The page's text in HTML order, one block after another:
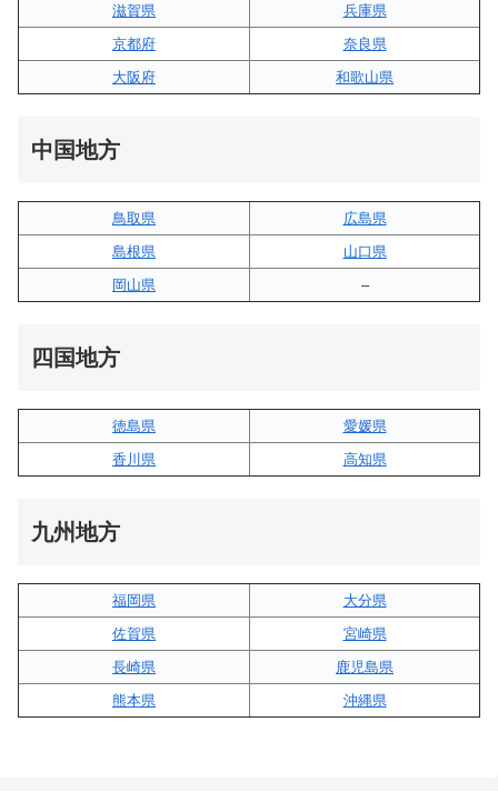
滋賀県
兵庫県
京都府
奈良県
大阪府
和歌山県
中国地方
鳥取県
広島県
島根県
山口県
岡山県
–
四国地方
徳島県
愛媛県
香川県
高知県
九州地方
福岡県
大分県
佐賀県
宮崎県
長崎県
鹿児島県
熊本県
沖縄県